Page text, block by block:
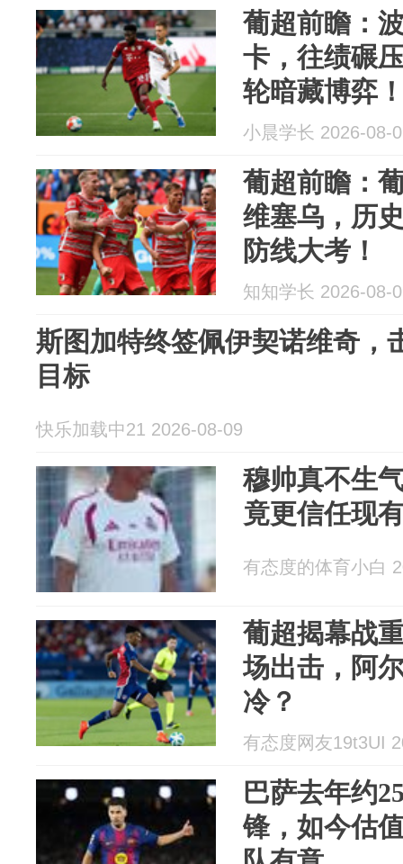
葡超前瞻：
卡，往绩碾
轮暗藏博弈
小晨学长 2026-08-
葡超前瞻：
维塞乌，历
防线大考！
知知学长 2026-08-
斯图加特终签佩伊契诺维奇，
目标
快乐加载中21 2026-08-09
穆帅真不生
竟更信任现
有态度的体育小白
葡超揭幕战
场出击，阿
冷？
有态度网友19t3UI
巴萨去年约
锋，如今估